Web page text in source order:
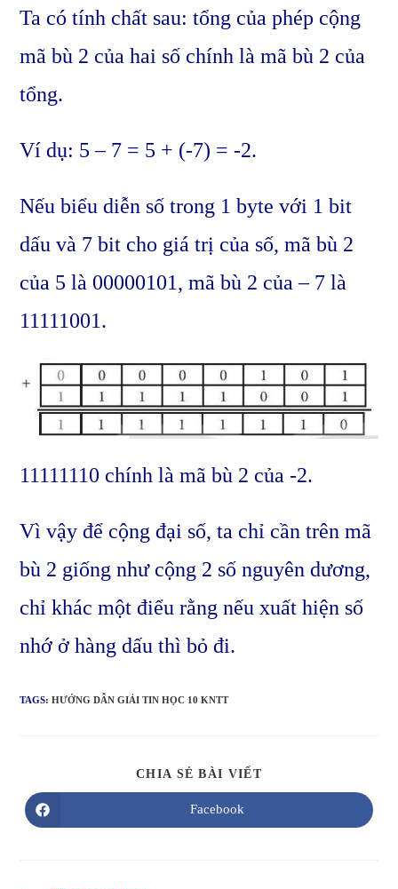
Ta có tính chất sau: tổng của phép cộng
mã bù 2 của hai số chính là mã bù 2 của
tổng.
Ví dụ: 5 – 7 = 5 + (-7) = -2.
Nếu biểu diễn số trong 1 byte với 1 bit
dấu và 7 bit cho giá trị của số, mã bù 2
của 5 là 00000101, mã bù 2 của – 7 là
11111001.
11111110 chính là mã bù 2 của -2.
Vì vậy để cộng đại số, ta chỉ cần trên mã
bù 2 giống như cộng 2 số nguyên dương,
chỉ khác một điểu rằng nếu xuất hiện số
nhớ ở hàng dấu thì bỏ đi.
TAGS:HƯỚNG DẪN GIẢI TIN HỌC 10 KNTT
CHIA SẺ BÀI VIẾTSHARE
Opens
in
Facebook